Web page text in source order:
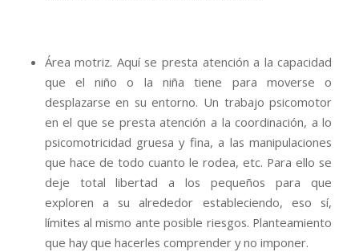
Área motriz. Aquí se presta atención a la capacidad
que el niño o la niña tiene para moverse o
desplazarse en su entorno. Un trabajo psicomotor
en el que se presta atención a la coordinación, a lo
psicomotricidad gruesa y fina, a las manipulaciones
que hace de todo cuanto le rodea, etc. Para ello se
deje total libertad a los pequeños para que
exploren a su alrededor estableciendo, eso sí,
límites al mismo ante posible riesgos. Planteamiento
que hay que hacerles comprender y no imponer.